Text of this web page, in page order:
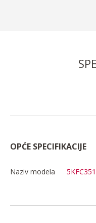
OPĆE SPECIFIKACIJE
Naziv modela